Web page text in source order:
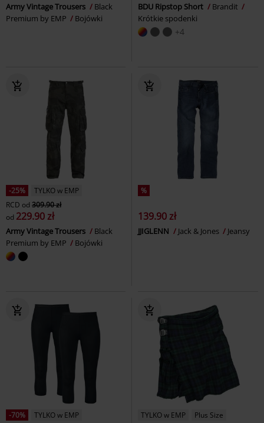
Army Vintage Trousers
Black
Premium by EMP
Bojówki
BDU Ripstop Short
Brandit
Krótkie spodenki
+4
-25%
TYLKO w EMP
RCD od 309.90 zł
od 229.90 zł
Army Vintage Trousers
Black
Premium by EMP
Bojówki
%
139.90 zł
JJIGLENN Jack & Jones Jeansy
-70%
TYLKO w EMP
TYLKO w EMP
Plus Size